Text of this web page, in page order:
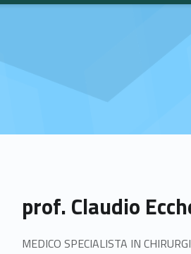
prof. Claudio
MEDICO SPECIALISTA IN